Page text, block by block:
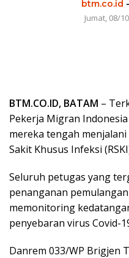
btm.co.id -
Jumat, 08/
BTM.CO.ID, BATAM –
Pekerja Migran
mereka tengah
Sakit Khusus Infeksi
Seluruh petugas yang
penanganan
memonitoring
penyebaran virus Covid-
Danrem 033/WP Brigjen